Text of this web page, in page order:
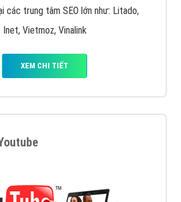
các trung tâm SEO lớn như: Litado,
Inet, Vietmoz, Vinalink
XEM CHI TIẾT